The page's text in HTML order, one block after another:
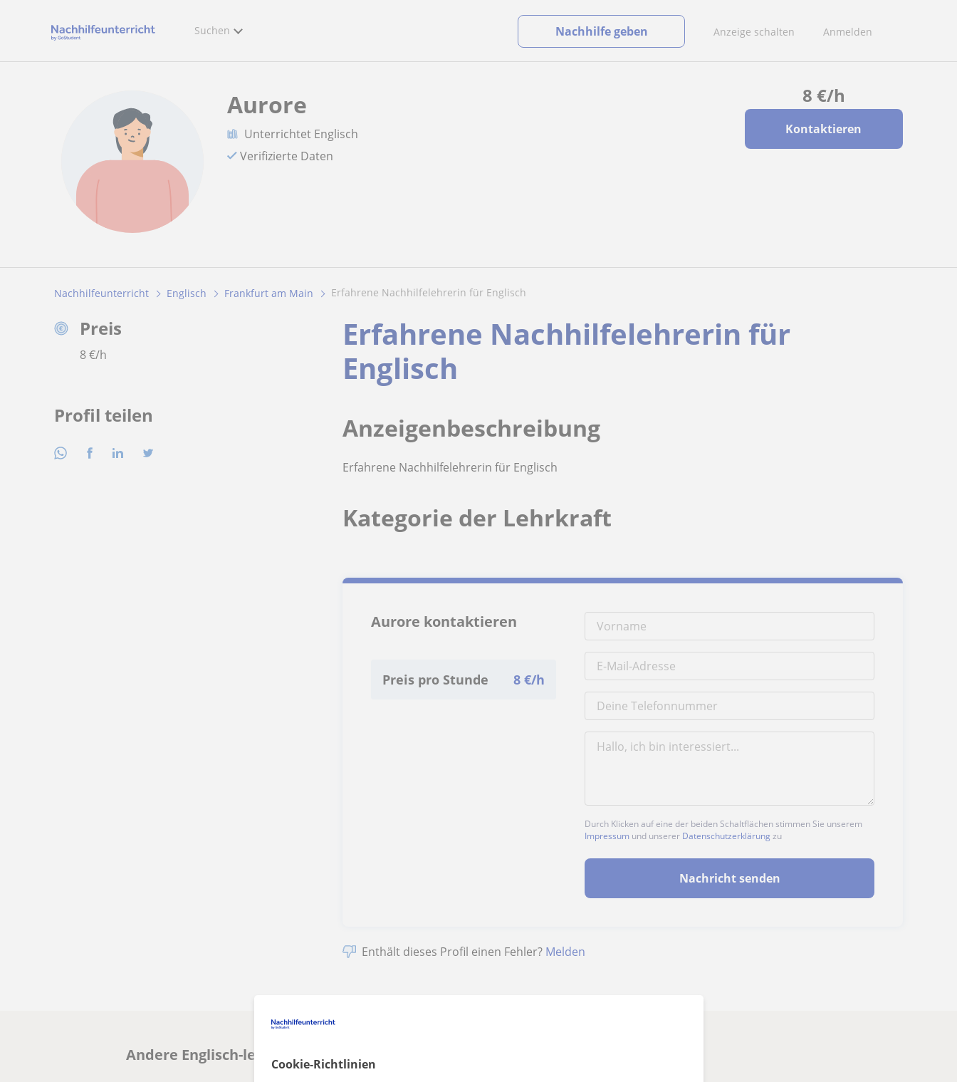
Cookie-Richtlinien
Suchen Anzeige schalten Anmelden
Nachhilfe geben
8 €/h
Kontaktieren
Aurore
Unterrichtet Englisch
Verifizierte Daten
Nachhilfeunterricht Englisch Frankfurt am Main Erfahrene Nachhilfelehrerin für Englisch
Preis
8€/h
Profil teilen
Erfahrene Nachhilfelehrerin für
Englisch
Anzeigenbeschreibung
Erfahrene Nachhilfelehrerin für Englisch
Kategorie der Lehrkraft
Aurore kontaktieren
Preis pro Stunde 8 €/h
Durch Klicken auf eine der beiden Schaltflächen stimmen Sie unserem
Impressum und unserer Datenschutzerklärung zu
Nachricht senden
Enthält dieses Profil einen Fehler? Melden
Andere Englisch-lehrer in Frankfurt am Main die dich interessieren könnten